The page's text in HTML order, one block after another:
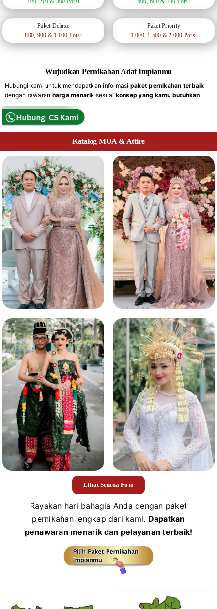
100, 200 & 300 Porsi 500, 600 & 700 Porsi
Paket Deluxe
800, 900 & 1.000 Porsi
Paket Priority
1.000, 1.500 & 2.000 Porsi
Wujudkan Pernikahan Adat Impianmu
Hubungi kami untuk mendapatkan informasi paket pernikahan terbaik
dengan tawaran harga menarik sesuai konsep yang kamu butuhkan.
Katalog MUA & Attire
Lihat Semua Foto
Rayakan hari bahagia Anda dengan paket
pernikahan lengkap dari kami. Dapatkan
penawaran menarik dan pelayanan terbaik!